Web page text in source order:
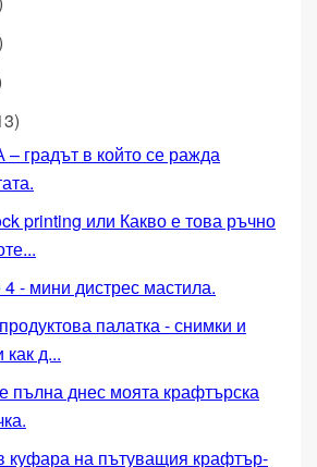
градът в който се ражда
printing или Какво е това ръчно
- мини дистрес мастила.
палатка - снимки и
как д...
пълна днес моята крафтърска
куфара на пътуващия крафтър-